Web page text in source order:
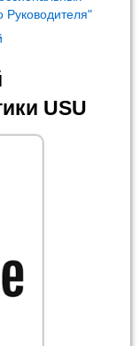
Руководителя"
USU